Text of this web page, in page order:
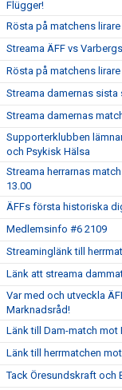
Flügger!
Rösta på matchens
Streama ÄFF vs
Rösta på matchens
Streama damernas
Streama damernas
Supporterklubben
och Psykisk Hälsa
Streama herrarnas
13.00
ÄFFs första historiska
Medlemsinfo #6 2109
Streaminglänk till
Länk att streama
Var med och utveckla
Marknadsråd!
Länk till Dam-match mot
Länk till herrmatchen
Tack Öresundskraft och